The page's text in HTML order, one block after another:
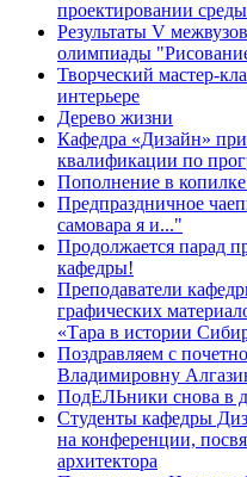
проектировании
Результаты V
олимпиады
Творческий мастер-
интерьере
Дерево жизни
Кафедра «Дизайн»
квалификации по
Пополнение в
Предпраздничное
самовара я и..."
Продолжается парад
кафедры!
Преподаватели
графических
«Тара в истории
Поздравляем с
Владимировну
ПодЕЛЬники снова в
Студенты кафедры
на конференции,
архитектора